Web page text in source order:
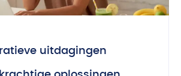
uitdagingen